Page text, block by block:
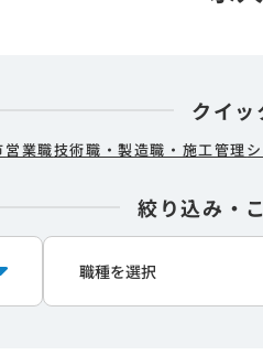
クイッ
営業職技術職・製造職・施工管理
絞り込み・